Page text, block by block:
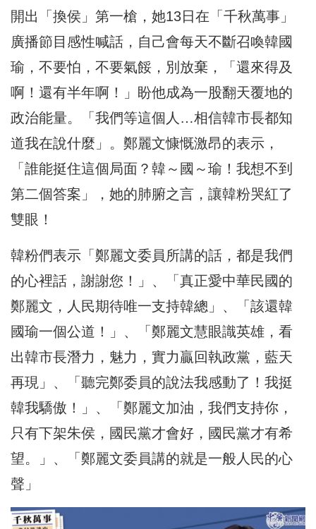
開出「換侯」第一槍，她13日在「千秋萬事」
廣播節目感性喊話，自己會每天不斷召喚韓國
瑜，不要怕，不要氣餒，別放棄，「還來得及
啊！還有半年啊！」盼他成為一股翻天覆地的
政治能量。「我們等這個人…相信韓市長都知
道我在說什麼」。鄭麗文慷慨激昂的表示，
「誰能挺住這個局面？韓～國～瑜！我想不到
第二個答案」，她的肺腑之言，讓韓粉哭紅了
雙眼！
韓粉們表示「鄭麗文委員所講的話，都是我們
的心裡話，謝謝您！」、「真正愛中華民國的
鄭麗文，人民期待唯一支持韓總」、「該還韓
國瑜一個公道！」、「鄭麗文慧眼識英雄，看
出韓市長潛力，魅力，實力贏回執政黨，藍天
再現」、「聽完鄭委員的說法我感動了！我挺
韓我驕傲！」、「鄭麗文加油，我們支持你，
只有下架朱侯，國民黨才會好，國民黨才有希
望。」、「鄭麗文委員講的就是一般人民的心
聲」